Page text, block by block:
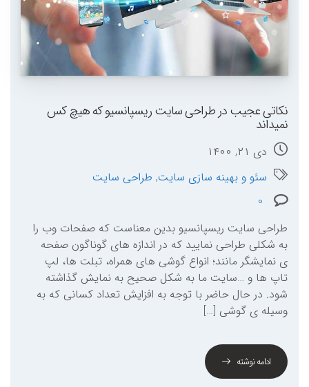
نکاتی عجیب در طراحی سایت ریسپانسیو که هیچ کس
نمیداند
دی ۲۱, ۱۴۰۰
سئو و بهینه سازی سایت, طراحی سایت
طراحی سایت ریسپانسیو بدین معناست که صفحات وب را
به شکلی طراحی نمایید که در اندازه های گوناگون صفحه
ی نمایشگر مانند؛ انواع گوشی های همراه، تبلت ها، لپ
تاپ ها و …سایت ما به شکل صحیح به نمایش گذاشته
شود. در حال حاضر با توجه به افزایش تعداد کسانی که به
وسیله ی گوشی […]
ادامه نوشته